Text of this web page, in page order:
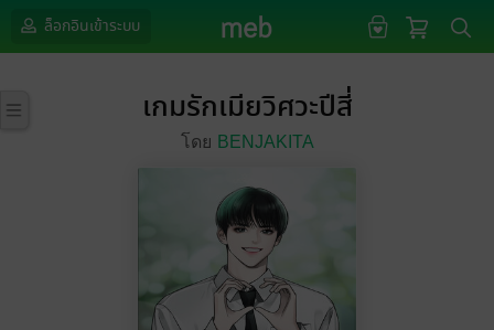
ล็อกอินเข้าระบบ
เกมรักเมียวิศวะปีสี่
โดย BENJAKITA